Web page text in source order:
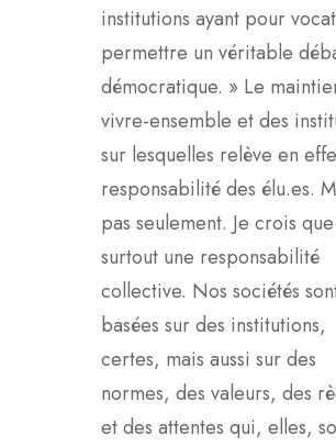
institutions ayant pour
permettre un véritable
démocratique. » Le
vivre-ensemble et des
sur lesquelles relève en
responsabilité des élu.es.
pas seulement. Je crois que
surtout une responsabilité
collective. Nos sociétés
basées sur des institutions,
certes, mais aussi sur des
normes, des valeurs, des
et des attentes qui, elles,